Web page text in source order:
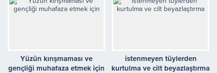
Yüzün kırışmaması ve
gençliği muhafaza etmek için
istenmeyen tüylerden
kurtulma ve cilt beyazlaştırma